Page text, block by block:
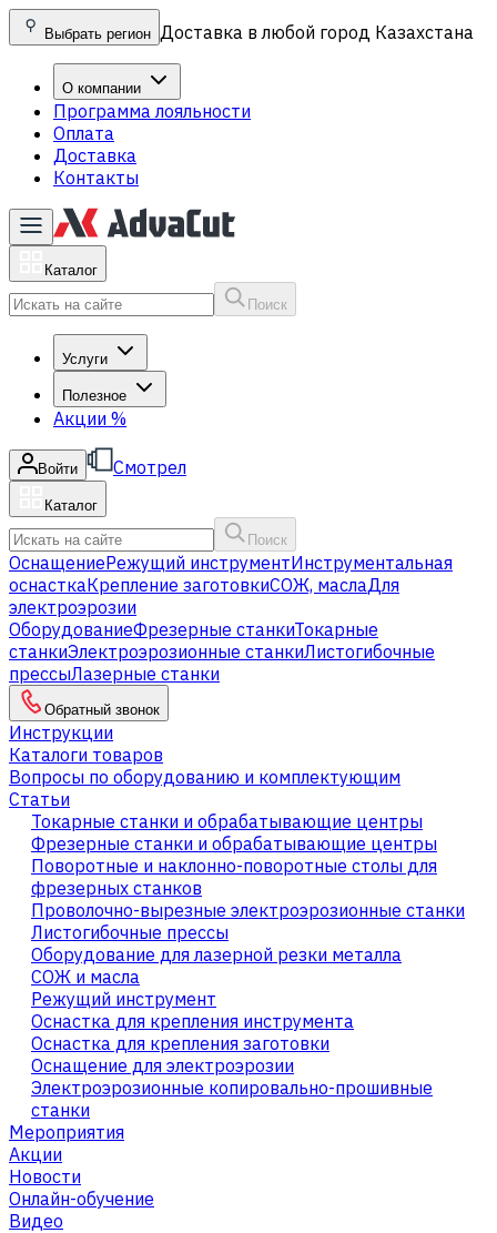
Выбрать регион Доставка в любой город Казахстана
О компании
Программа лояльности
Оплата
Доставка
Контакты
Каталог
Поиск
Услуги
Полезное
Акции %
Войти Смотрел
Каталог
Поиск
ОснащениеРежущий инструментИнструментальная
оснасткаКрепление заготовкиСОЖ, маслаДля
электроэрозии
ОборудованиеФрезерные станкиТокарные
станкиЭлектроэрозионные станкиЛистогибочные
прессыЛазерные станки
Обратный звонок
Инструкции
Каталоги товаров
Вопросы по оборудованию и комплектующим
Статьи
Токарные станки и обрабатывающие центры
Фрезерные станки и обрабатывающие центры
Поворотные и наклонно-поворотные столы для
фрезерных станков
Проволочно-вырезные электроэрозионные станки
Листогибочные прессы
Оборудование для лазерной резки металла
СОЖ и масла
Режущий инструмент
Оснастка для крепления инструмента
Оснастка для крепления заготовки
Оснащение для электроэрозии
Электроэрозионные копировально-прошивные
станки
Мероприятия
Акции
Новости
Онлайн-обучение
Видео